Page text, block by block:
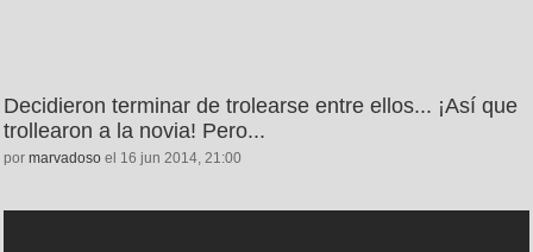
Decidieron terminar de trolearse entre ellos... ¡Así que
trollearon a la novia! Pero...
por marvadoso el 16 jun 2014, 21:00